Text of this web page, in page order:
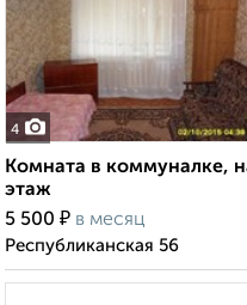
4
Комната в коммуналке,
этаж
5 500 ₽ в месяц
Республиканская 56